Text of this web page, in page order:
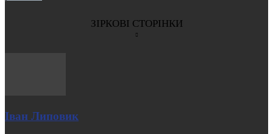
ЗІРКОВІ СТОРІНКИ
Іван Липовик